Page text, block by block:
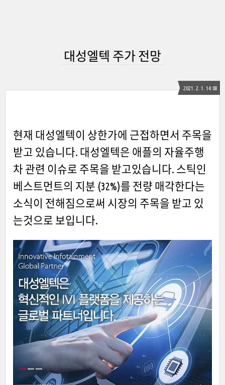
대성엘텍 주가 전망
2021. 2. 1. 14:08
현재 대성엘텍이 상한가에 근접하면서 주목을
받고 있습니다. 대성엘텍은 애플의 자율주행
차 관련 이슈로 주목을 받고있습니다. 스틱인
베스트먼트의 지분 (32%)를 전량 매각한다는
소식이 전해짐으로써 시장의 주목을 받고 있
는것으로 보입니다.